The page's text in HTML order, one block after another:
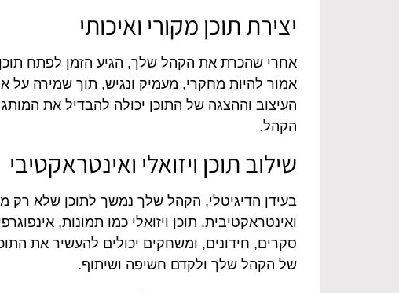
יצירת תוכן מקורי ואיכותי
אחרי שהכרת את הקהל שלך, הגיע הזמן לפתח תוכן
אמור להיות מחקרי, מעמיק ונגיש, תוך שמירה על
העיצוב וההצגה של התוכן יכולה להבדיל את
הקהל.
שילוב תוכן ויזואלי ואינטראקטיבי
בעידן הדיגיטלי, הקהל שלך נמשך לתוכן שלא רק
ואינטראקטיבית. תוכן ויזואלי כמו תמונות,
סקרים, חידונים, ומשחקים יכולים להעשיר את
של הקהל שלך ולקדם חשיפה ושיתוף.